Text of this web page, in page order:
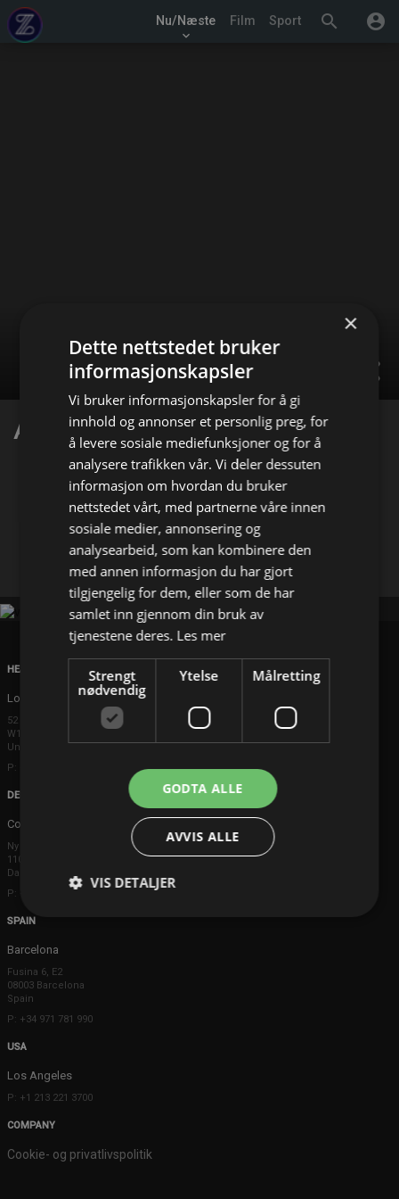
search account_circle
Nu/Næste
keyboard_arrow_down
Film Sport
share
Al McGregor
Facebook
HEAD OFFICE
London
52 Brook Street
W1K 5DS London
United Kingdom
P: +44 203 608 8181
DENMARK
Copenhagen
Ny Østergade 20
1101 København K
Danmark
P: +45 3698 8480
SPAIN
Barcelona
Fusina 6, E2
08003 Barcelona
Spain
P: +34 971 781 990
USA
Los Angeles
P: +1 213 221 3700
COMPANY
Cookie- og privatlivspolitik
×
Dette nettstedet bruker
informasjonskapsler
Vi bruker informasjonskapsler for å gi
innhold og annonser et personlig preg, for
å levere sosiale mediefunksjoner og for å
analysere trafikken vår. Vi deler dessuten
informasjon om hvordan du bruker
nettstedet vårt, med partnerne våre innen
sosiale medier, annonsering og
analysearbeid, som kan kombinere den
med annen informasjon du har gjort
tilgjengelig for dem, eller som de har
samlet inn gjennom din bruk av
tjenestene deres. Les mer
Strengt
nødvendig
Ytelse Målretting
GODTA ALLE
AVVIS ALLE
VIS DETALJER